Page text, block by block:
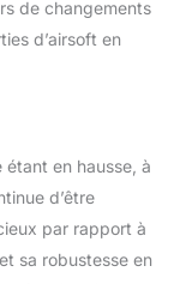
de changements
d’airsoft en
en hausse, à
d’être
par rapport à
sa robustesse en